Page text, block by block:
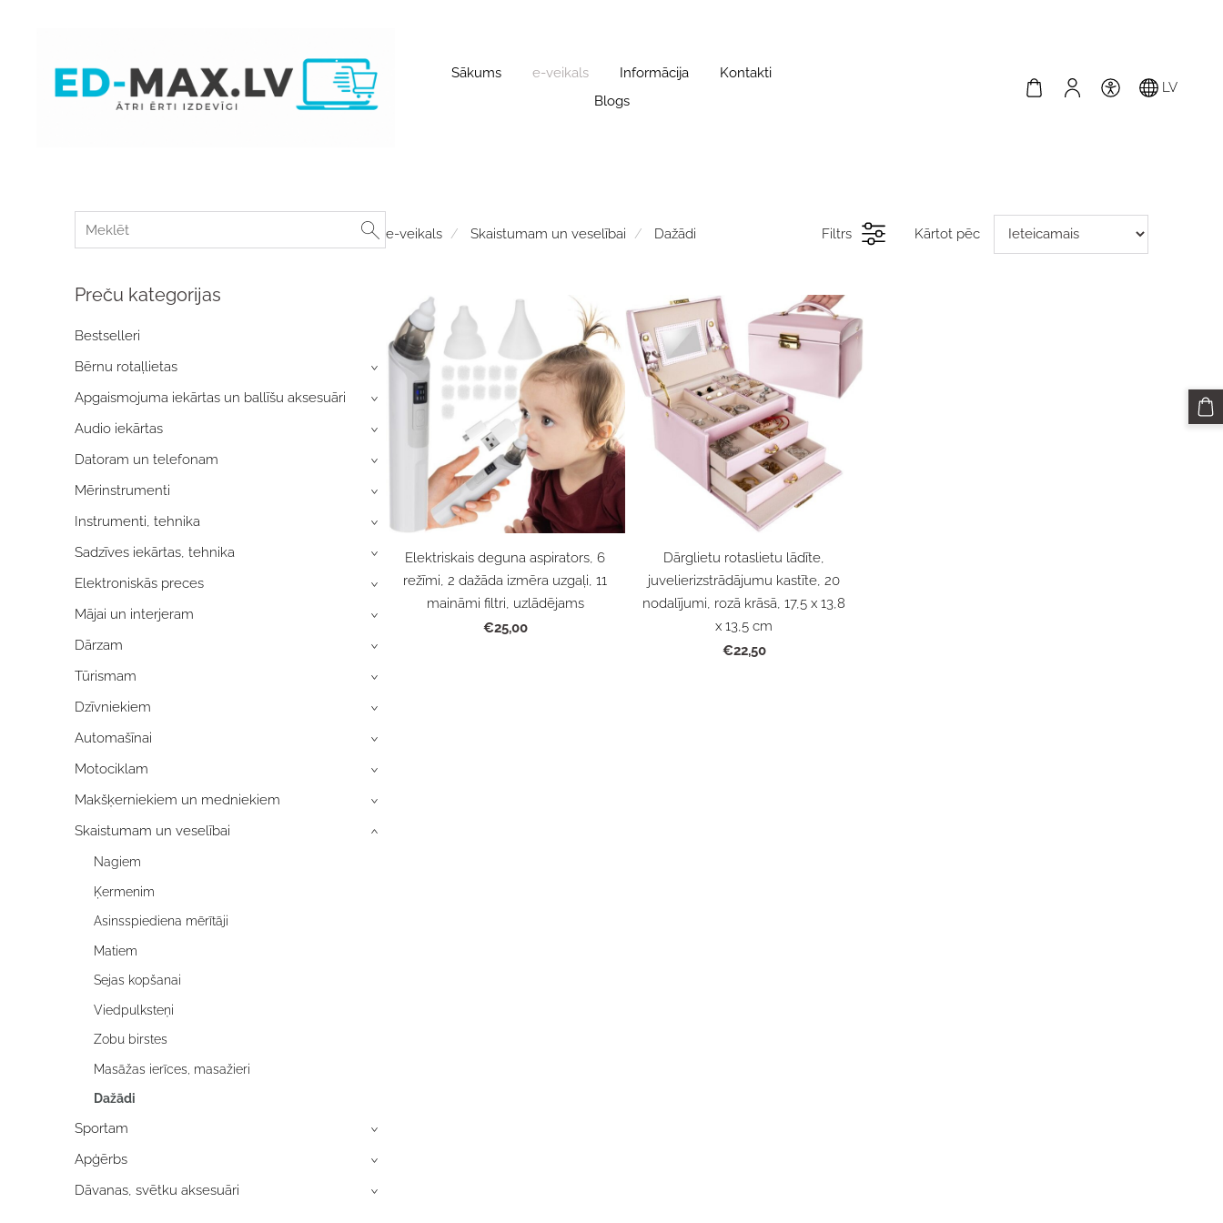
Sākums e-veikals Informācija
Kontakti
Blogs
LV
Preču kategorijas
Bestselleri
Bērnu rotaļlietas
›
Apgaismojuma iekārtas un ballīšu aksesuāri ›
Audio iekārtas ›
Datoram un telefonam ›
Mērinstrumenti ›
Instrumenti, tehnika ›
Sadzīves iekārtas, tehnika ›
Elektroniskās preces ›
Mājai un interjeram ›
Dārzam ›
Tūrismam ›
Dzīvniekiem ›
Automašīnai ›
Motociklam ›
Makšķerniekiem un medniekiem ›
Skaistumam un veselībai
Nagiem
Ķermenim
Asinsspiediena mērītāji
Matiem
Sejas kopšanai
Viedpulksteņi
Zobu birstes
Masāžas ierīces, masažieri
Dažādi
›
Sportam ›
Apģērbs ›
Dāvanas, svētku aksesuāri ›
e-veikals Skaistumam un veselībai Dažādi Filtrs Kārtot pēc
Elektriskais deguna aspirators, 6
režīmi, 2 dažāda izmēra uzgaļi, 11
maināmi filtri, uzlādējams
€25,00
Dārglietu rotaslietu lādīte,
juvelierizstrādājumu kastīte, 20
nodalījumi, rozā krāsā, 17,5 x 13,8
x 13,5 cm
€22,50